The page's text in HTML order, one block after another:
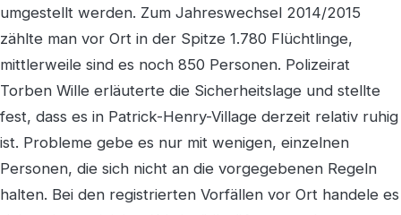
umgestellt werden. Zum Jahreswechsel 2014/2015
zählte man vor Ort in der Spitze 1.780 Flüchtlinge,
mittlerweile sind es noch 850 Personen. Polizeirat
Torben Wille erläuterte die Sicherheitslage und stellte
fest, dass es in Patrick-Henry-Village derzeit relativ ruhig
ist. Probleme gebe es nur mit wenigen, einzelnen
Personen, die sich nicht an die vorgegebenen Regeln
halten. Bei den registrierten Vorfällen vor Ort handele es